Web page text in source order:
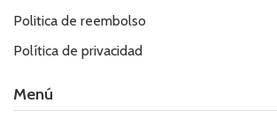
Politica de reembolso
Política de privacidad
Menú